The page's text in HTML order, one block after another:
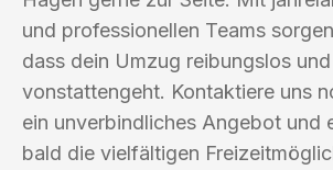
und professionellen Teams
dass dein Umzug reibungslos
vonstattengeht. Kontaktiere uns
ein unverbindliches Angebot und
bald die vielfältigen